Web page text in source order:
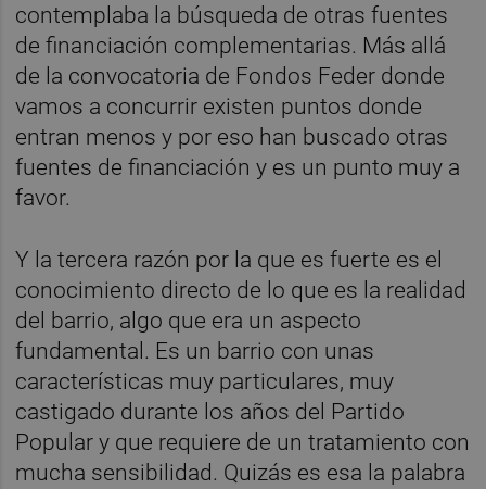
contemplaba la búsqueda de otras fuentes
de financiación complementarias. Más allá
de la convocatoria de Fondos Feder donde
vamos a concurrir existen puntos donde
entran menos y por eso han buscado otras
fuentes de financiación y es un punto muy a
favor.
Y la tercera razón por la que es fuerte es el
conocimiento directo de lo que es la realidad
del barrio, algo que era un aspecto
fundamental. Es un barrio con unas
características muy particulares, muy
castigado durante los años del Partido
Popular y que requiere de un tratamiento con
mucha sensibilidad. Quizás es esa la palabra